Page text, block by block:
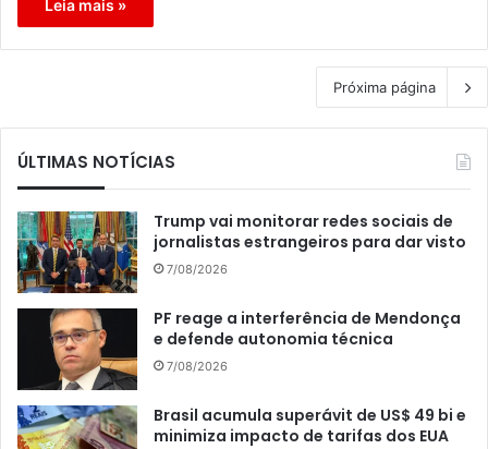
Leia mais »
Próxima página
ÚLTIMAS NOTÍCIAS
Trump vai monitorar redes sociais de
jornalistas estrangeiros para dar visto
7/08/2026
PF reage a interferência de Mendonça
e defende autonomia técnica
7/08/2026
Brasil acumula superávit de US$ 49 bi e
minimiza impacto de tarifas dos EUA